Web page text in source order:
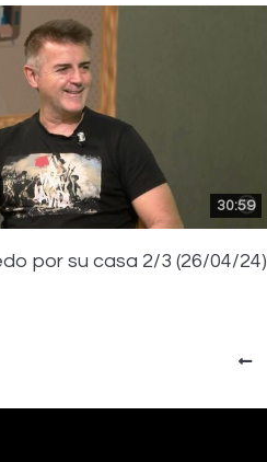
30:59
por su casa 2/3 (26/04/24)